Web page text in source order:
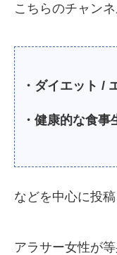
こちらのチャン
・ダイエット /
・健康的な食事
などを中心に投
アラサー女性が